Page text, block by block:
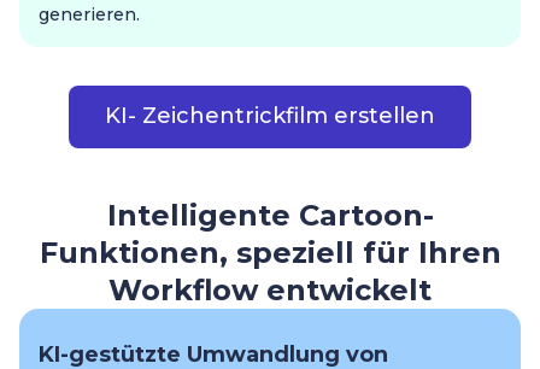
generieren.
KI- Zeichentrickfilm erstellen
Intelligente Cartoon-
Funktionen, speziell für Ihren
Workflow entwickelt
KI-gestützte Umwandlung von